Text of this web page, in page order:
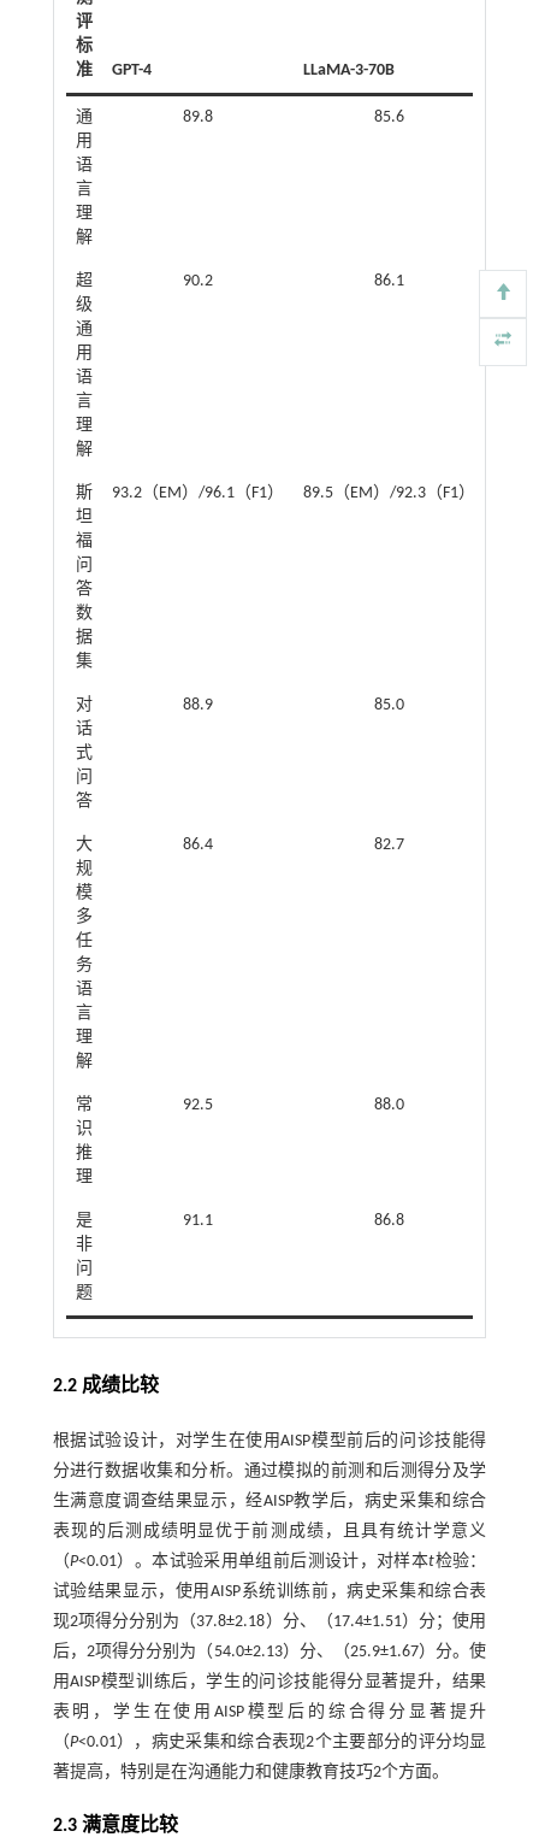
评
标
准
GPT-4 LLaMA-3-70B
通
用
语
言
理
解
89.8 85.6
超
级
通
用
语
言
理
解
90.2 86.1
斯
坦
福
问
答
数
据
集
93.2（EM）/96.1（F1） 89.5（EM）/92.3（F1）
对
话
式
问
答
88.9 85.0
大
规
模
多
任
务
语
言
理
解
86.4 82.7
常
识
推
理
92.5 88.0
是
非
问
题
91.1 86.8
2.2 成绩比较
根据试验设计，对学生在使用AISP模型前后的问诊技能得
分进行数据收集和分析。通过模拟的前测和后测得分及学
生满意度调查结果显示，经AISP教学后，病史采集和综合
表现的后测成绩明显优于前测成绩，且具有统计学意义
（P<0.01）。本试验采用单组前后测设计，对样本t检验：
试验结果显示，使用AISP系统训练前，病史采集和综合表
现2项得分分别为（37.8±2.18）分、（17.4±1.51）分；使用
后，2项得分分别为（54.0±2.13）分、（25.9±1.67）分。使
用AISP模型训练后，学生的问诊技能得分显著提升，结果
表明，学生在使用AISP模型后的综合得分显著提升
（P<0.01），病史采集和综合表现2个主要部分的评分均显
著提高，特别是在沟通能力和健康教育技巧2个方面。
2.3 满意度比较